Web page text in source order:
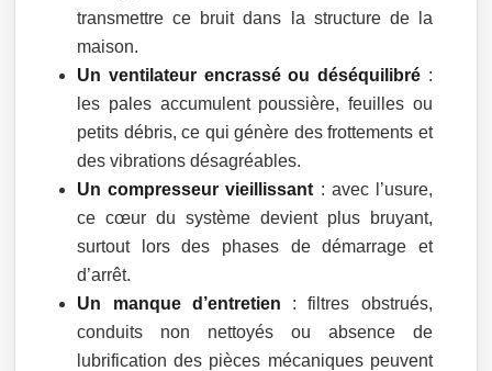
transmettre ce bruit dans la structure de la
maison.
Un ventilateur encrassé ou déséquilibré:
les pales accumulent poussière, feuilles ou
petits débris, ce qui génère des frottements et
des vibrations désagréables.
Un compresseur vieillissant : avec l’usure,
ce cœur du système devient plus bruyant,
surtout lors des phases de démarrage et
d’arrêt.
Un manque d’entretien : filtres obstrués,
conduits non nettoyés ou absence de
lubrification des pièces mécaniques peuvent